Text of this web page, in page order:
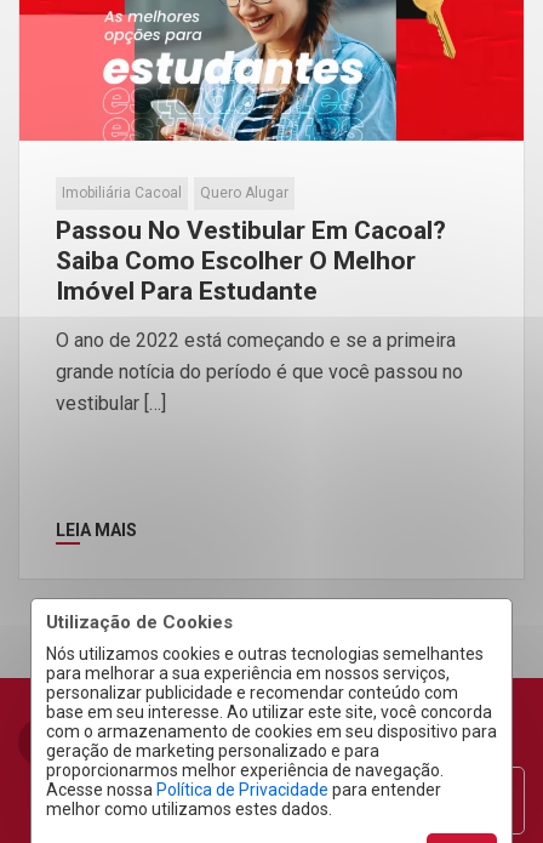
Utilização de Cookies
Nós utilizamos cookies e outras tecnologias semelhantes
para melhorar a sua experiência em nossos serviços,
personalizar publicidade e recomendar conteúdo com
base em seu interesse. Ao utilizar este site, você concorda
com o armazenamento de cookies em seu dispositivo para
geração de marketing personalizado e para
proporcionarmos melhor experiência de navegação.
Acesse nossa Política de Privacidade para entender
melhor como utilizamos estes dados.
Imobiliária Cacoal Quero Alugar
Passou No Vestibular Em Cacoal?
Saiba Como Escolher O Melhor
Imóvel Para Estudante
O ano de 2022 está começando e se a primeira
grande notícia do período é que você passou no
vestibular […]
LEIA MAIS
Área do Cliente